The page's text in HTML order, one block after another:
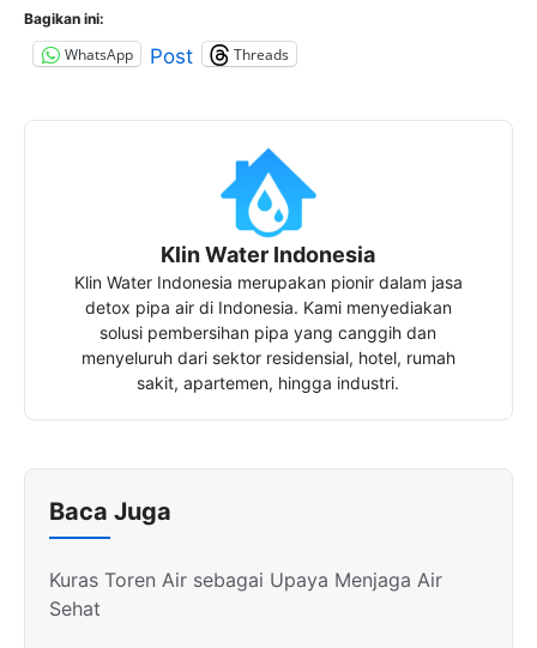
Bagikan ini:
WhatsApp Post Threads
Klin Water Indonesia
Klin Water Indonesia merupakan pionir dalam jasa
detox pipa air di Indonesia. Kami menyediakan
solusi pembersihan pipa yang canggih dan
menyeluruh dari sektor residensial, hotel, rumah
sakit, apartemen, hingga industri.
Baca Juga
Kuras Toren Air sebagai Upaya Menjaga Air
Sehat